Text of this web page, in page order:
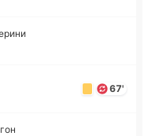
67'